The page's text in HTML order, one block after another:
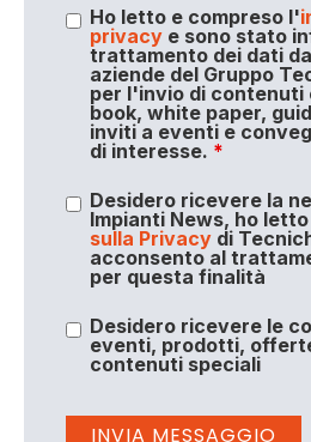
Ho letto e compreso l'
privacye sono stato
trattamento dei dati
aziende del Gruppo
per l'invio di contenuti
book, white paper,
inviti a eventi e
di interesse. *
Desidero ricevere la
Impianti News, ho
sulla Privacydi
acconsento al
per questa finalità
Desidero ricevere le
eventi, prodotti,
contenuti speciali